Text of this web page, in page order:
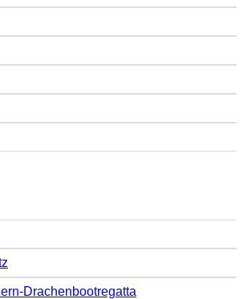
Drachenbootregatta